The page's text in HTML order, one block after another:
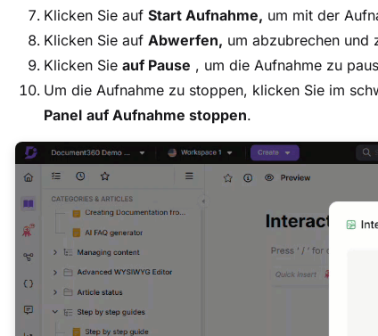
Klicken Sie auf Start Aufnahme, um mit der
Klicken Sie auf Abwerfen, um abzubrechen und
Klicken Sie auf Pause , um die Aufnahme zu
Um die Aufnahme zu stoppen, klicken Sie im
Panel auf Aufnahme stoppen.